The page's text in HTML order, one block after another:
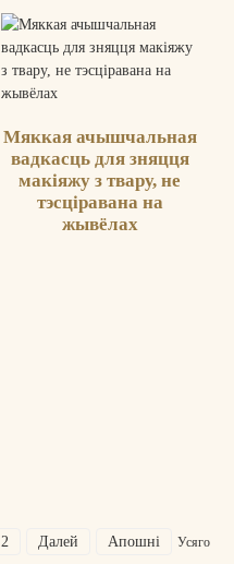
Мяккая ачышчальная
вадкасць для зняцця
макіяжу з твару, не
тэсціравана на
жывёлах
2 Далей Апошні
Усяго